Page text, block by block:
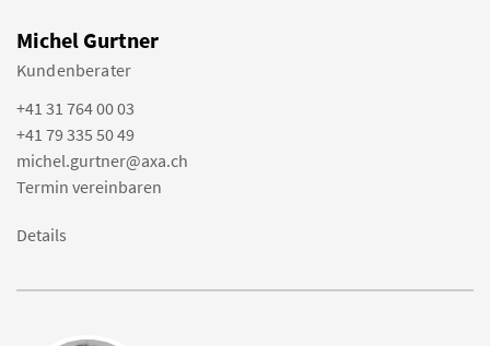
Michel Gurtner
Kundenberater
+41 31 764 00 03
+41 79 335 50 49
michel.gurtner@axa.ch
Termin vereinbaren
Details